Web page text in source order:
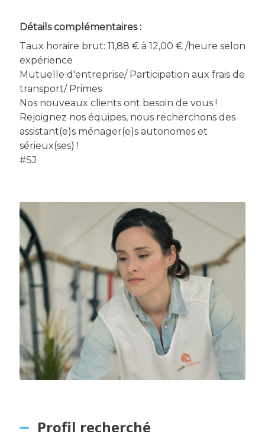
Détails complémentaires :
Taux horaire brut: 11,88 € à 12,00 € /heure selon
expérience
Mutuelle d'entreprise/ Participation aux frais de
transport/ Primes
Nos nouveaux clients ont besoin de vous !
Rejoignez nos équipes, nous recherchons des
assistant(e)s ménager(e)s autonomes et
sérieux(ses) !
#SJ
Profil recherché